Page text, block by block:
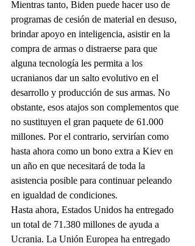
Mientras tanto, Biden puede hacer uso de
programas de cesión de material en desuso,
brindar apoyo en inteligencia, asistir en la
compra de armas o distraerse para que
alguna tecnología les permita a los
ucranianos dar un salto evolutivo en el
desarrollo y producción de sus armas. No
obstante, esos atajos son complementos que
no sustituyen el gran paquete de 61.000
millones. Por el contrario, servirían como
hasta ahora como un bono extra a Kiev en
un año en que necesitará de toda la
asistencia posible para continuar peleando
en igualdad de condiciones.
Hasta ahora, Estados Unidos ha entregado
un total de 71.380 millones de ayuda a
Ucrania. La Unión Europea ha entregado